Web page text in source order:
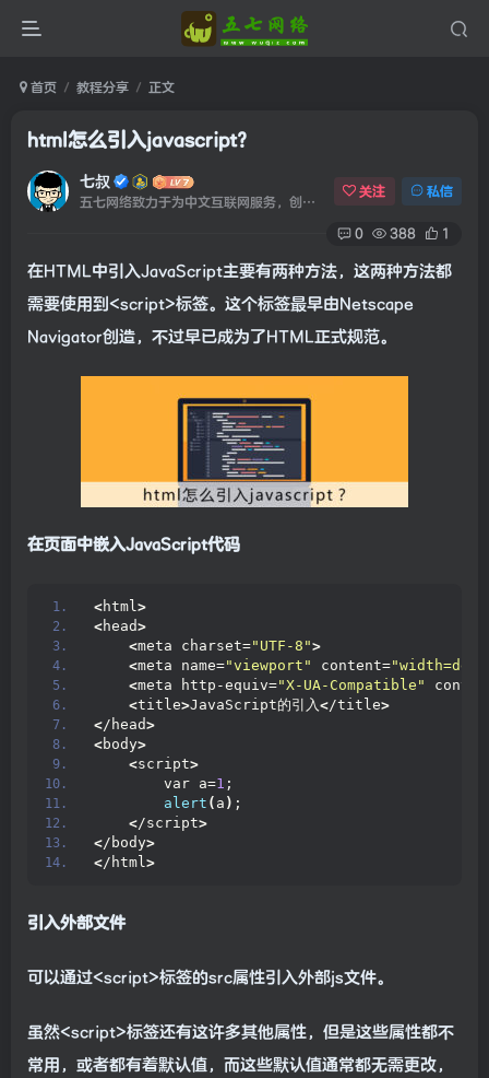
首页 教程分享 正文
html怎么引入javascript？
七叔
五七网络致力于为中文互联网服务，创建于2020年09月20日！
关注 私信
0 388 1
在HTML中引入JavaScript主要有两种方法，这两种方法都
需要使用到<script>标签。这个标签最早由Netscape
Navigator创造，不过早已成为了HTML正式规范。
在页面中嵌入JavaScript代码
<html>
<head>
<meta charset="UTF-8">
<meta name="viewport" content=
<meta http-equiv="X-UA-Compatible"
<title>JavaScript的引入</title>
</head>
<body>
<script>
        var a=
1 ;
alert ( a ) ;
</script>
</body>
</html>
引入外部文件
可以通过<script>标签的src属性引入外部js文件。
虽然<script>标签还有这许多其他属性，但是这些属性都不
常用，或者都有着默认值，而这些默认值通常都无需更改，